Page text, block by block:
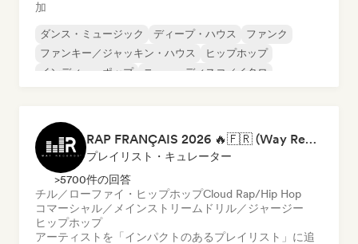
加
ダンス・ミュージック ディープ・ハウス
ファンク
ファンキー／ジャッキン・ハウス
ヒップホップ
インディー・ポップ
ニュー・ディスコ／イタロ
RAP FRANÇAIS 2026 🔥🇫🇷 (Way Records)
プレイリスト・キュレーター
>5700件の回答
チル／ローファイ・ヒップホップCloud Rap/Hip Hop
コマーシャル／メインストリーム ドリル／ジャージー
ヒップホップ
アーティストを「インパクトのあるプレイリスト」に追